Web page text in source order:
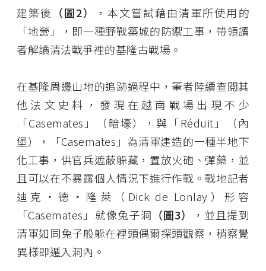
建築後 （圖2）
，本文嘗試藉由清軍所使用的
「地營」，即一種野戰築城的防禦工事，帶領讀
者解讀清法戰爭裡的基隆古戰場。
在基隆周邊山地的追跡過程中，筆者陸續查閱其
他法文史料，發現在越南戰場出現不少
「Casemates」（暗壕），與「Réduit」（內
堡），「Casemates」為清軍建造的一種半地下
化工事，供官兵遮蔽躲藏，置放火砲、彈藥，並
且可以在不暴露個人情況下進行作戰。戰地記者
迪克‧德‧隆萊（Dick de Lonlay）形容
「Casemates」就像兔子洞 （圖3）
，並且提到
清軍如同兔子般躲在裡頭偶爾探頭觀察，稍察覺
異樣即遁入洞內。